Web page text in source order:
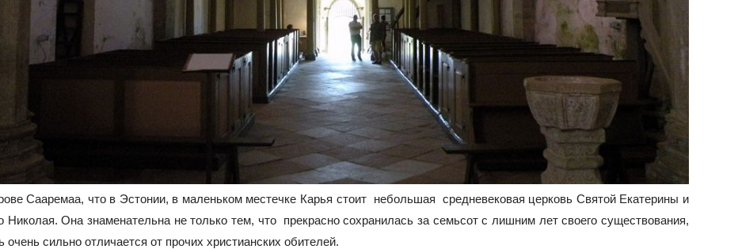
Сааремаа, что в Эстонии, в маленьком местечке Карья стоит небольшая средневековая церковь Святой Екатерины и
Николая. Она знаменательна не только тем, что прекрасно сохранилась за семьсот с лишним лет своего существования,
очень сильно отличается от прочих христианских обителей.